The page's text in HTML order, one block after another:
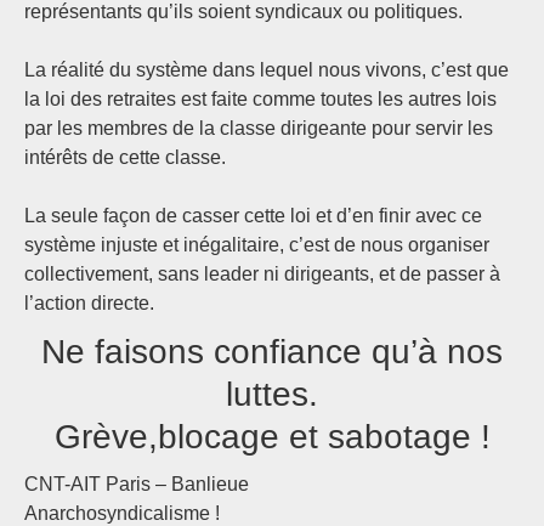
représentants qu’ils soient syndicaux ou politiques.
La réalité du système dans lequel nous vivons, c’est que
la loi des retraites est faite comme toutes les autres lois
par les membres de la classe dirigeante pour servir les
intérêts de cette classe.
La seule façon de casser cette loi et d’en finir avec ce
système injuste et inégalitaire, c’est de nous organiser
collectivement, sans leader ni dirigeants, et de passer à
l’action directe.
Ne faisons confiance qu’à nos
luttes.
Grève,blocage et sabotage !
CNT-AIT Paris – Banlieue
Anarchosyndicalisme !